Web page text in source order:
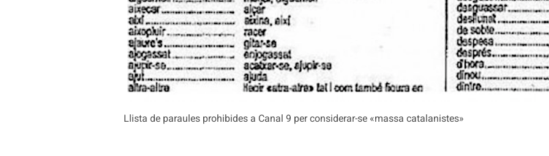
Llista de paraules prohibides a Canal 9 per considerar-se «massa catalanistes»